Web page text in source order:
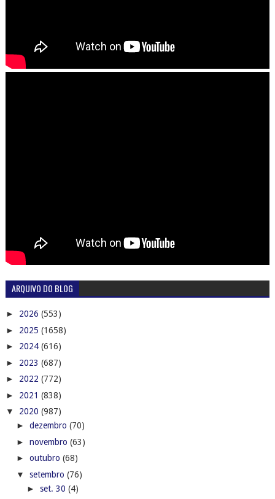
ARQUIVO DO BLOG
► 2026 (553)
► 2025 (1658)
► 2024 (616)
► 2023 (687)
► 2022 (772)
► 2021 (838)
▼ 2020 (987)
► dezembro (70)
► novembro (63)
► outubro (68)
▼ setembro (76)
► set. 30 (4)